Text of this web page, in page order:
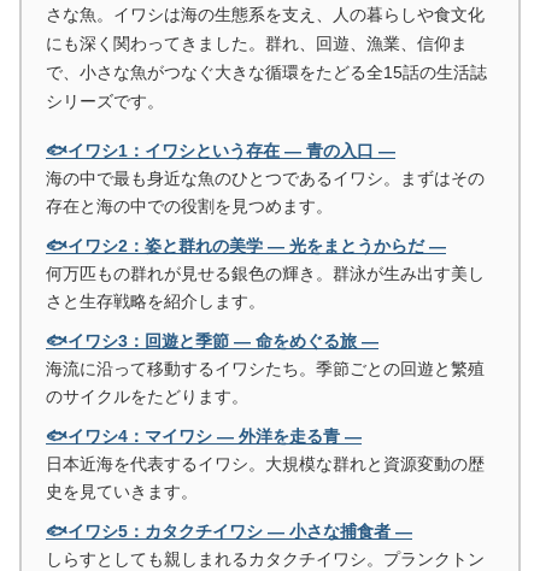
さな魚。イワシは海の生態系を支え、人の暮らしや食文化
にも深く関わってきました。群れ、回遊、漁業、信仰ま
で、小さな魚がつなぐ大きな循環をたどる全15話の生活誌
シリーズです。
🐟イワシ1：イワシという存在 ― 青の入口 ―
海の中で最も身近な魚のひとつであるイワシ。まずはその
存在と海の中での役割を見つめます。
🐟イワシ2：姿と群れの美学 ― 光をまとうからだ ―
何万匹もの群れが見せる銀色の輝き。群泳が生み出す美し
さと生存戦略を紹介します。
🐟イワシ3：回遊と季節 ― 命をめぐる旅 ―
海流に沿って移動するイワシたち。季節ごとの回遊と繁殖
のサイクルをたどります。
🐟イワシ4：マイワシ ― 外洋を走る青 ―
日本近海を代表するイワシ。大規模な群れと資源変動の歴
史を見ていきます。
🐟イワシ5：カタクチイワシ ― 小さな捕食者 ―
しらすとしても親しまれるカタクチイワシ。プランクトン